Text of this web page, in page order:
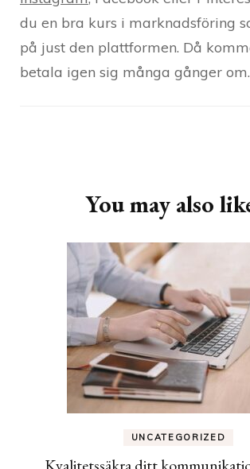
du en bra kurs i marknadsföring
på just den plattformen. Då
betala igen sig många gånger om.
You may also
UNCATEGORIZED